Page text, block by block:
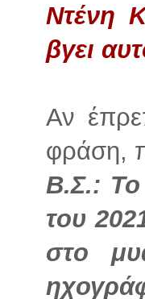
Ντένη
βγει
Αν
φράση,
Β.Σ.: Το
του
στο